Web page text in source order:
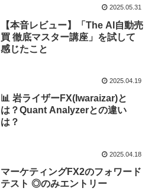
2025.05.31
【本音レビュー】「The AI自動売
買 徹底マスター講座」を試して
感じたこと
2025.04.19
📊 岩ライザーFX(Iwaraizar)と
は？Quant Analyzerとの違い
は？
2025.04.18
マーケティングFX2のフォワード
テスト ◎のみエントリー